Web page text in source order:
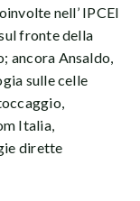
nell’ IPCEI
fronte della
ancora Ansaldo,
sulle celle
Italia,
dirette